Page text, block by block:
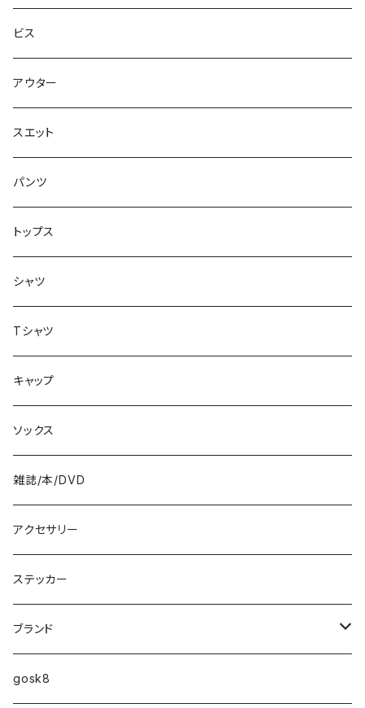
スエット
ソックス
アンダーウェア
アクセサリー
シューズ
バッグ
Small Shoes
7.8インチ
7.9インチ
8インチ
8.1インチ
8.2インチ
8.3インチ
8.4インチ
8.5インチ
8.6インチ
8.7インチ
9インチ
9.2インチ
10インチ
ファンシェイプ
ビス
アウター
スエット
パンツ
トップス
シャツ
Tシャツ
キャップ
ソックス
雑誌/本/DVD
アクセサリー
ステッカー
ブランド
HIGHFIVE
gosk8